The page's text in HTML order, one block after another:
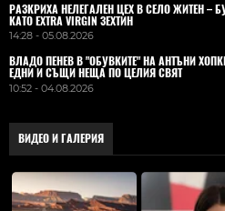
РАЗКРИХА НЕЛЕГАЛЕН ЦЕХ В СЕЛО ЖИТЕН –
КАТО EXTRA VIRGIN ЗЕХТИН
14:28 - 05.08.2026
ВЛАДO ПЕНЕВ В "ОБУВКИТЕ" НА АНТЪНИ
ЕДНИ И СЪЩИ НЕЩА ПО ЦЕЛИЯ СВЯТ
10:52 - 04.08.2026
ВИДЕО И ГАЛЕРИЯ